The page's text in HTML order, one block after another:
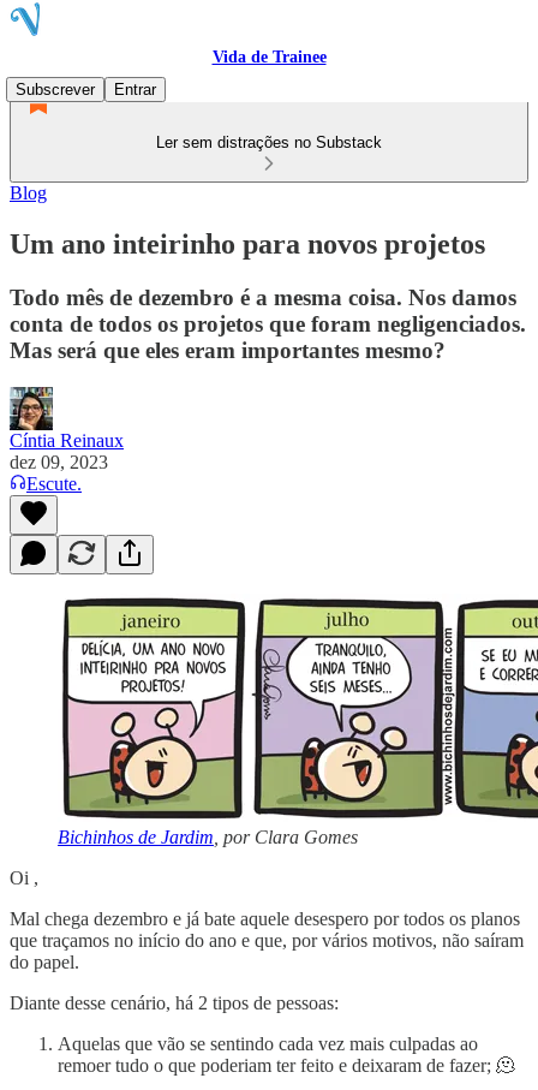
Vida de Trainee
Subscrever
Entrar
Ler sem distrações no Substack
Blog
Um ano inteirinho para novos projetos
Todo mês de dezembro é a mesma coisa. Nos damos
conta de todos os projetos que foram negligenciados.
Mas será que eles eram importantes mesmo?
Cíntia Reinaux
dez 09, 2023
Escute.
Bichinhos de Jardim , por Clara Gomes
Oi ,
Mal chega dezembro e já bate aquele desespero por todos os planos
que traçamos no início do ano e que, por vários motivos, não saíram
do papel.
Diante desse cenário, há 2 tipos de pessoas:
Aquelas que vão se sentindo cada vez mais culpadas ao
remoer tudo o que poderiam ter feito e deixaram de fazer; 🫠